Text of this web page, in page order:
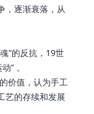
，逐渐衰落，从
”的反抗，19世
” 。
价值，认为手工
艺的存续和发展